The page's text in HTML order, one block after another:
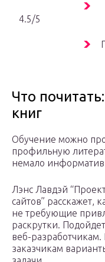
4.5/5
Что
книг
Обучение можно
профильную
немало
Лэнс Лавдэй
сайтов” расскажет,
не требующие
раскрутки.
веб-
заказчикам